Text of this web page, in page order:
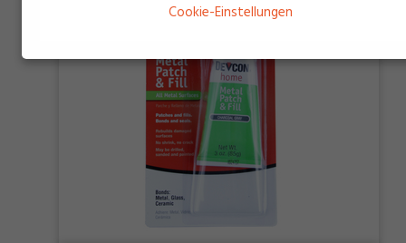
Cookie-Einstellungen